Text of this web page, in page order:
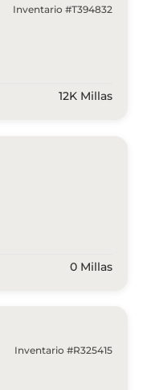
Inventario #T394832
12K Millas
0 Millas
Inventario #R325415